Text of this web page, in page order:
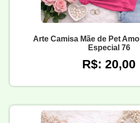
Arte Camisa Mãe de Pet
Especial 76
R$: 20,00